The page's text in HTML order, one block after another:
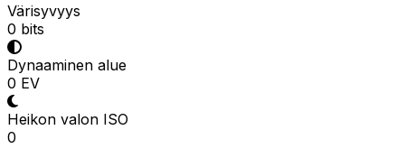
Värisyvyys
0 bits
Dynaaminen alue
0 EV
Heikon valon ISO
0